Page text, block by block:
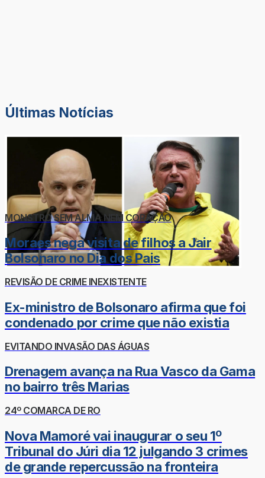
Últimas Notícias
MONSTRO SEM ALMA NEM CORAÇÃO
Moraes nega visita de filhos a Jair
Bolsonaro no Dia dos Pais
REVISÃO DE CRIME INEXISTENTE
Ex-ministro de Bolsonaro afirma que foi
condenado por crime que não existia
EVITANDO INVASÃO DAS ÁGUAS
Drenagem avança na Rua Vasco da Gama
no bairro três Marias
24º COMARCA DE RO
Nova Mamoré vai inaugurar o seu 1º
Tribunal do Júri dia 12 julgando 3 crimes
de grande repercussão na fronteira